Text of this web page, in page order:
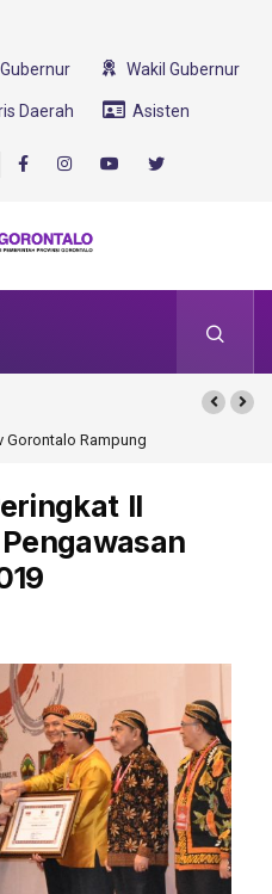
Gubernur Wakil Gubernur
Daerah Asisten
Gorontalo RampungGorontalo Ikut
II